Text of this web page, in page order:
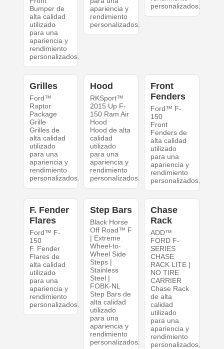
Bumper de
alta calidad
utilizado
para una
apariencia y
rendimiento
personalizados.
apariencia y
rendimiento
personalizados.
personalizados.
Grilles
Ford™
Raptor
Package
Grille
Grilles de
alta calidad
utilizado
para una
apariencia y
rendimiento
personalizados.
Hood
RKSport™
2015 Up F-
150 Ram Air
Hood
Hood de alta
calidad
utilizado
para una
apariencia y
rendimiento
personalizados.
Front
Fenders
Ford™ F-
150
Front
Fenders de
alta calidad
utilizado
para una
apariencia y
rendimiento
personalizados.
F. Fender
Flares
Ford™ F-
150
F. Fender
Flares de
alta calidad
utilizado
para una
apariencia y
rendimiento
personalizados.
Step Bars
Black Horse
Off Road™ F
| Extreme
Wheel-to-
Wheel Side
Steps |
Stainless
Steel |
FOBK-NL
Step Bars de
alta calidad
utilizado
para una
apariencia y
rendimiento
personalizados.
Chase
Rack
ADD™
FORD F-
SERIES
CHASE
RACK LITE |
NO TIRE
CARRIER
Chase Rack
de alta
calidad
utilizado
para una
apariencia y
rendimiento
personalizados.